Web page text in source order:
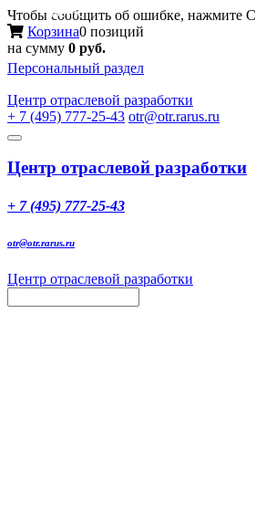
Чтобы сообщить об ошибке, нажмите
Корзина0 позиций
на сумму 0 руб.
Персональный раздел
Центр отраслевой разработки
+ 7 (495) 777-25-43 otr@otr.rarus.ru
Toggle
Меню
Центр отраслевой разработки
+ 7 (495) 777-25-43
otr@otr.rarus.ru
Центр отраслевой разработки